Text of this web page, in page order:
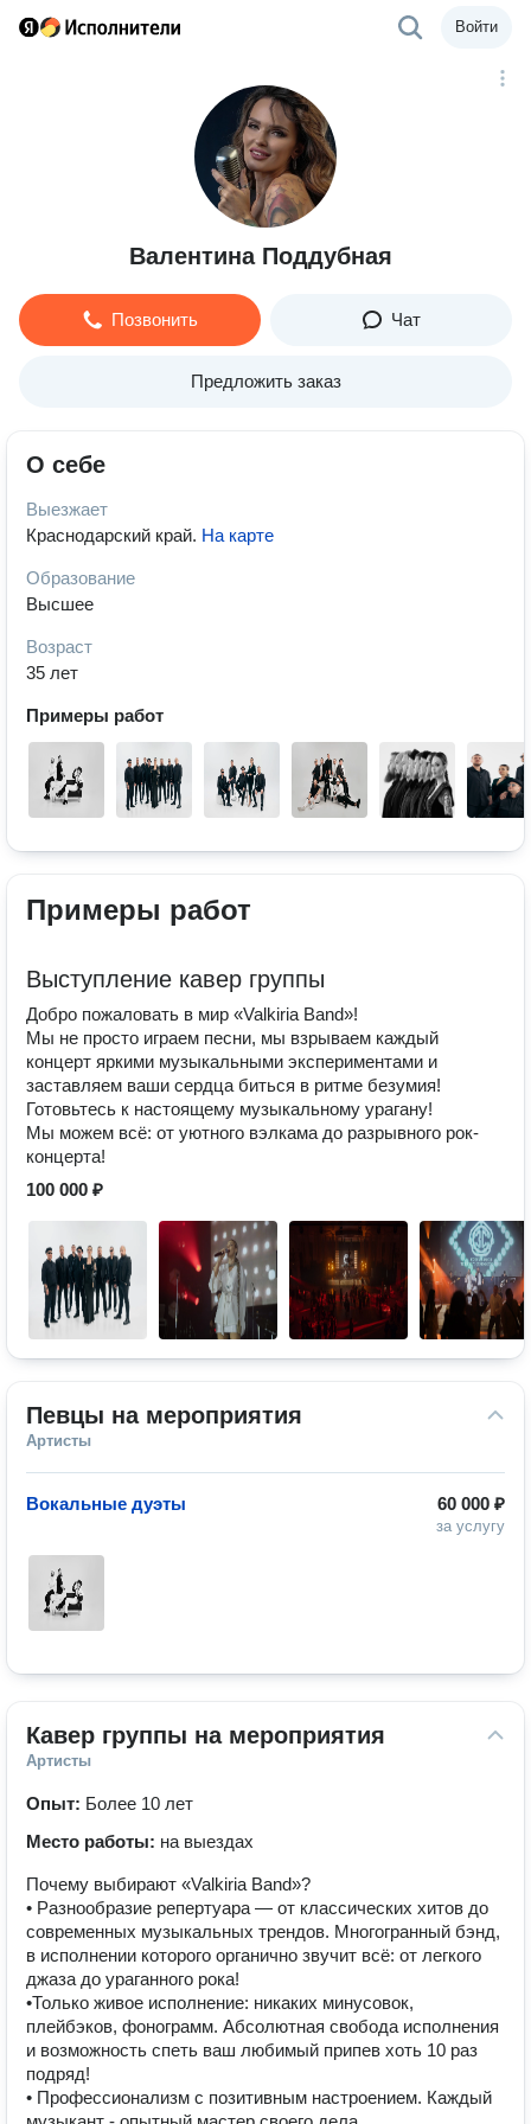
Войти
Валентина Поддубная
Позвонить Чат
Предложить заказ
О себе
Выезжает
Краснодарский край. На карте
Образование
Высшее
Возраст
35 лет
Примеры работ
Примеры работ
Выступление кавер группы
Добро пожаловать в мир «Valkiria Band»!
Мы не просто играем песни, мы взрываем каждый
концерт яркими музыкальными экспериментами и
заставляем ваши сердца биться в ритме безумия!
Готовьтесь к настоящему музыкальному урагану!
Мы можем всё: от уютного вэлкама до разрывного рок-
концерта!
100 000 ₽
Певцы на мероприятия
Артисты
60 000 ₽
за услугу
Вокальные дуэты
Кавер группы на мероприятия
Артисты
Опыт: Более 10 лет
Место работы: на выездах
Почему выбирают «Valkiria Band»?
• Разнообразие репертуара — от классических хитов до
современных музыкальных трендов. Многогранный бэнд,
в исполнении которого органично звучит всё: от легкого
джаза до ураганного рока!
•Только живое исполнение: никаких минусовок,
плейбэков, фонограмм. Абсолютная свобода исполнения
и возможность спеть ваш любимый припев хоть 10 раз
подряд!
• Профессионализм с позитивным настроением. Каждый